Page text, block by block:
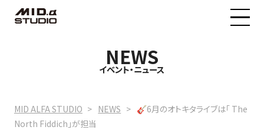
MID.α STUDIOについて
料金プラン
NEWS
イベント・ニュース
MID ALFA STUDIO NEWS
🎸6月のオトキタライブは「 The
North Fiddich」が担当